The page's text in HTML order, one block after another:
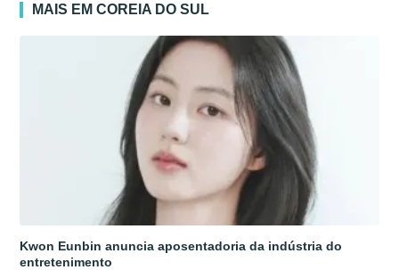
MAIS EM COREIA DO SUL
Kwon Eunbin anuncia aposentadoria da indústria do
entretenimento